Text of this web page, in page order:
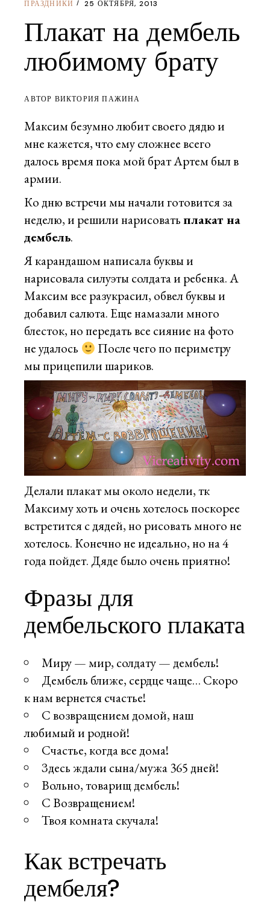
ПРАЗДНИКИ 25 ОКТЯБРЯ, 2013
Плакат на дембель
любимому брату
АВТОР ВИКТОРИЯ ПАЖИНА
Максим безумно любит своего дядю и
мне кажется, что ему сложнее всего
далось время пока мой брат Артем был в
армии.
Ко дню встречи мы начали готовится за
неделю, и решили нарисоватьплакат на
дембель.
Я карандашом написала буквы и
нарисовала силуэты солдата и ребенка. А
Максим все разукрасил, обвел буквы и
добавил салюта. Еще намазали много
блесток, но передать все сияние на фото
не удалось
После чего по периметру
мы прицепили шариков.
Делали плакат мы около недели, тк
Максиму хоть и очень хотелось поскорее
встретится с дядей, но рисовать много не
хотелось. Конечно не идеально, но на 4
года пойдет. Дяде было очень приятно!
Фразы для
дембельского плаката
Миру — мир, солдату — дембель!
Дембель ближе, сердце чаще… Скоро
к нам вернется счастье!
С возвращением домой, наш
любимый и родной!
Счастье, когда все дома!
Здесь ждали сына/мужа 365 дней!
Вольно, товарищ дембель!
С Возвращением!
Твоя комната скучала!
Как встречать
дембеля?